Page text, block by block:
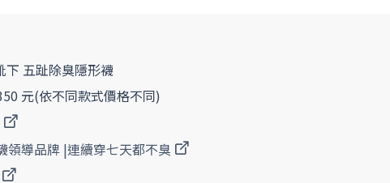
下 五趾除臭隱形襪
元(依不同款式價格不同)
領導品牌 |連續穿七天都不臭